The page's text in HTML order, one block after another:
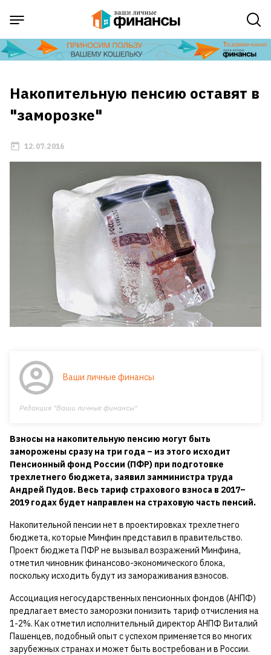
Накопительную пенсию оставят в
"заморозке"
12.07.2016
Ваши личные финансы
Редакция "Ваши личные финансы"
Взносы на накопительную пенсию могут быть
заморожены сразу на три года – из этого исходит
Пенсионный фонд России (ПФР) при подготовке
трехлетнего бюджета, заявил замминистра труда
Андрей Пудов. Весь тариф страхового взноса в 2017–
2019 годах будет направлен на страховую часть пенсий.
Накопительной пенсии нет в проектировках трехлетнего
бюджета, которые Минфин представил в правительство.
Проект бюджета ПФР не вызывал возражений Минфина,
отметил чиновник финансово-экономического блока,
поскольку исходить будут из замораживания взносов.
Ассоциация негосударственных пенсионных фондов (АНПФ)
предлагает вместо заморозки понизить тариф отчисления на
1-2%. Как отметил исполнительный директор АНПФ Виталий
Пашенцев, подобный опыт с успехом применяется во многих
зарубежных странах и может быть востребован и в России.